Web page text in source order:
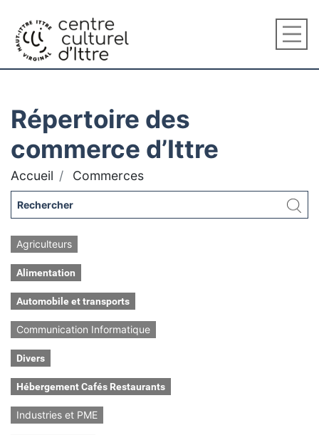
Répertoire des
commerce d’Ittre
Accueil Commerces
Agriculteurs
Alimentation
Automobile et transports
Communication Informatique
Divers
Hébergement Cafés Restaurants
Industries et PME